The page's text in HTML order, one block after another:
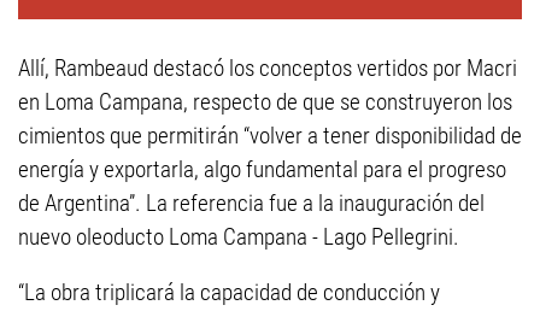
Allí, Rambeaud destacó los conceptos vertidos por Macri
en Loma Campana, respecto de que se construyeron los
cimientos que permitirán “volver a tener disponibilidad de
energía y exportarla, algo fundamental para el progreso
de Argentina”. La referencia fue a la inauguración del
nuevo oleoducto Loma Campana - Lago Pellegrini.
“La obra triplicará la capacidad de conducción y